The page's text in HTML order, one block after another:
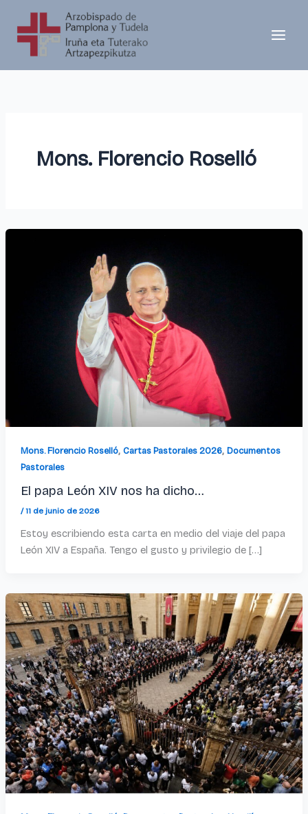
contenido
Mons. Florencio Roselló
Mons. Florencio Roselló, Cartas Pastorales 2026, Documentos
Pastorales
El papa León XIV nos ha dicho…
/11 de junio de 2026
Estoy escribiendo esta carta en medio del viaje del papa
León XIV a España. Tengo el gusto y privilegio de […]